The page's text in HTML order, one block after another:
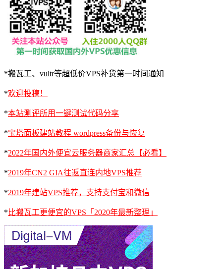
*搬瓦工、vultr等超低价VPS补货第一时间通知
*欢迎投稿！
*本站测评所用一键测试代码分享
*宝塔面板建站教程 wordpress备份与恢复
*2022年国内外便宜云服务器商家汇总【必看】
*2019年CN2 GIA往返直连内地VPS推荐
*2019年建站VPS推荐，支持支付宝和微信
* 比搬瓦工更便宜的VPS「2020年最新整理」